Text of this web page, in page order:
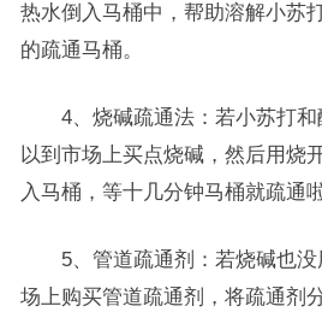
热水倒入马桶中，帮助溶解小苏
的疏通马桶。
4、烧碱疏通法：若小苏打和
以到市场上买点烧碱，然后用烧
入马桶，等十几分钟马桶就疏通啦
5、管道疏通剂：若烧碱也没
场上购买管道疏通剂，将疏通剂